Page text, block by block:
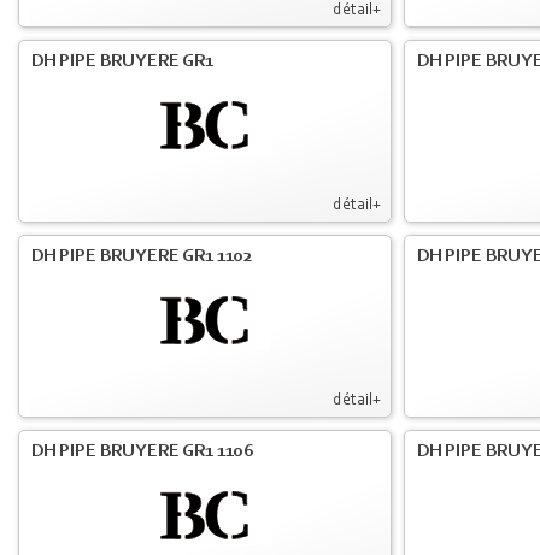
détail+
détail+
DH PIPE BRUYERE GR1 DH PIPE
détail+
DH PIPE BRUYERE GR1 1102 DH PIPE
DH PIPE BRUYERE GR1 1106 DH PIPE